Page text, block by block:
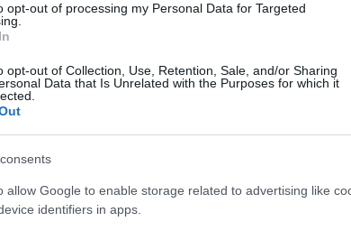
opt-out of processing my Personal Data for Targeted
opt-out of Collection, Use, Retention, Sale, and/or Sharing
Data that Is Unrelated with the Purposes for which it
allow Google to enable storage related to advertising like
identifiers in apps.
kisatírozni a Google Maps-en?
en gyönyörűen böngészhetők...